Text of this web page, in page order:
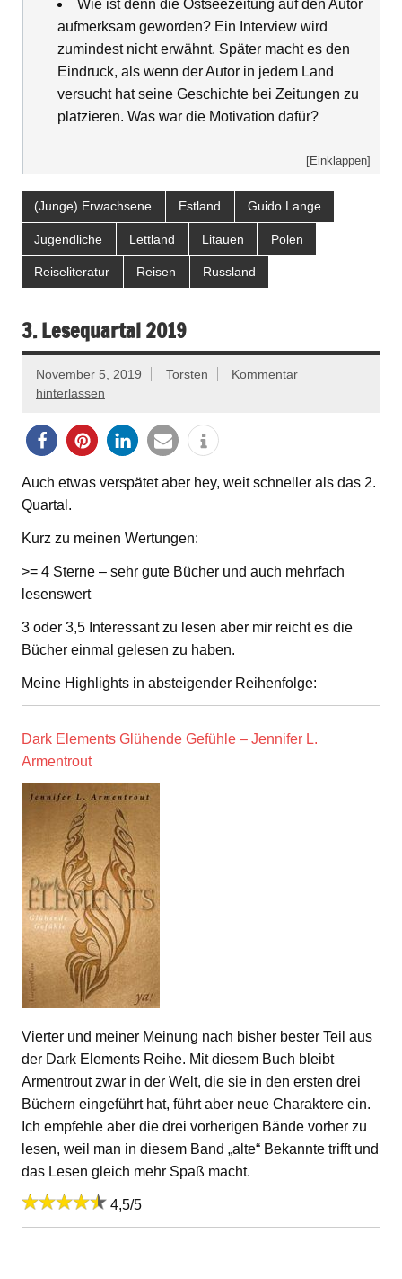
Wie ist denn die Ostseezeitung auf den Autor
aufmerksam geworden? Ein Interview wird
zumindest nicht erwähnt. Später macht es den
Eindruck, als wenn der Autor in jedem Land
versucht hat seine Geschichte bei Zeitungen zu
platzieren. Was war die Motivation dafür?
[Einklappen]
(Junge) Erwachsene Estland Guido Lange
Jugendliche Lettland Litauen Polen
Reiseliteratur Reisen Russland
3. Lesequartal 2019
November 5, 2019 Torsten
Kommentar
hinterlassen
Auch etwas verspätet aber hey, weit schneller als das 2.
Quartal.
Kurz zu meinen Wertungen:
>= 4 Sterne – sehr gute Bücher und auch mehrfach
lesenswert
3 oder 3,5 Interessant zu lesen aber mir reicht es die
Bücher einmal gelesen zu haben.
Meine Highlights in absteigender Reihenfolge:
Dark Elements Glühende Gefühle – Jennifer L.
Armentrout
Vierter und meiner Meinung nach bisher bester Teil aus
der Dark Elements Reihe. Mit diesem Buch bleibt
Armentrout zwar in der Welt, die sie in den ersten drei
Büchern eingeführt hat, führt aber neue Charaktere ein.
Ich empfehle aber die drei vorherigen Bände vorher zu
lesen, weil man in diesem Band „alte“ Bekannte trifft und
das Lesen gleich mehr Spaß macht.
4,5/5